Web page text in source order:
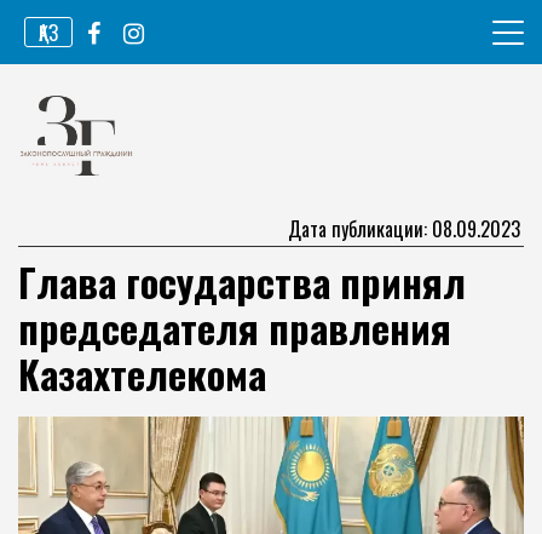
Перейти
содержимому
ҚАЗ
Законопослушный гражданин
Дата публикации: 08.09.2023
Глава государства принял
председателя правления
Казахтелекома